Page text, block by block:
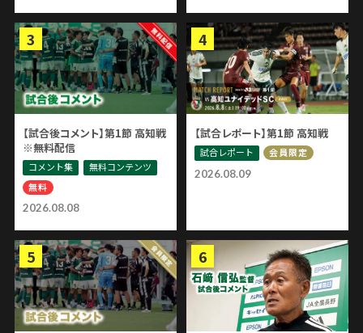
2026.08.08
【試合後コメント】第1節 高知戦
※無料配信
コメント集
無料コンテンツ
無料
2026.08.09
【試合レポート】第1節 高知戦
試合レポート 会員限定